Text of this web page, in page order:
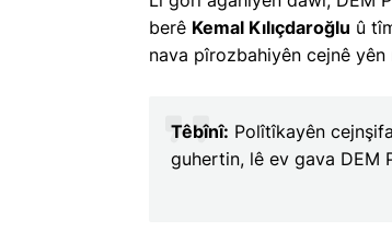
berê Kemal Kılıçdaroğlu û
nava pîrozbahiyên cejnê
Têbînî: Polîtîkayên
guhertin, lê ev gava DEM